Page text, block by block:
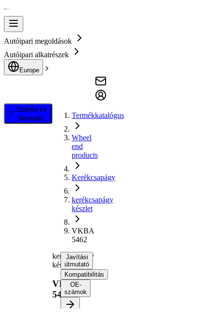
Autóipari megoldások
Autóipari alkatrészek
Europe
Szűrés és
keresés
Termékkatalógus
Wheel
end
products
Kerékcsapágy
kerékcsapágy
készlet
VKBA
5462
kerékcsapágy
készlet
VKBA
5462
Javítási
útmutató
Kompatibilitás
OE-
számok